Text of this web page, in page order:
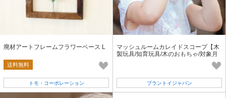
廃材アートフレームフラワーベース L
送料無料
トモ・コーポレーション
マッシュルームカレイドスコープ【木
製玩具/知育玩具/木のおもちゃ/対象月
プラントイジャパン